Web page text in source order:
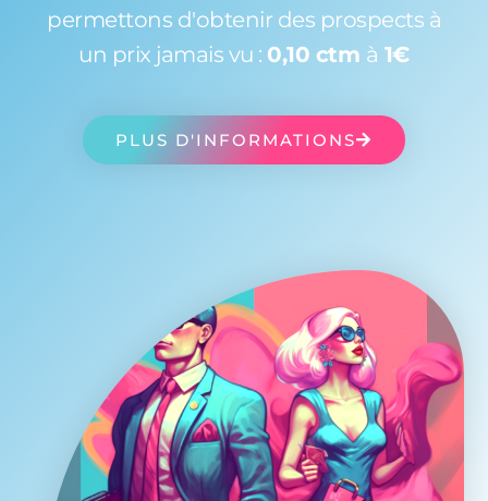
permettons d'obtenir des prospects à
un prix jamais vu : 0,10 ctm à 1€
PLUS D'INFORMATIONS